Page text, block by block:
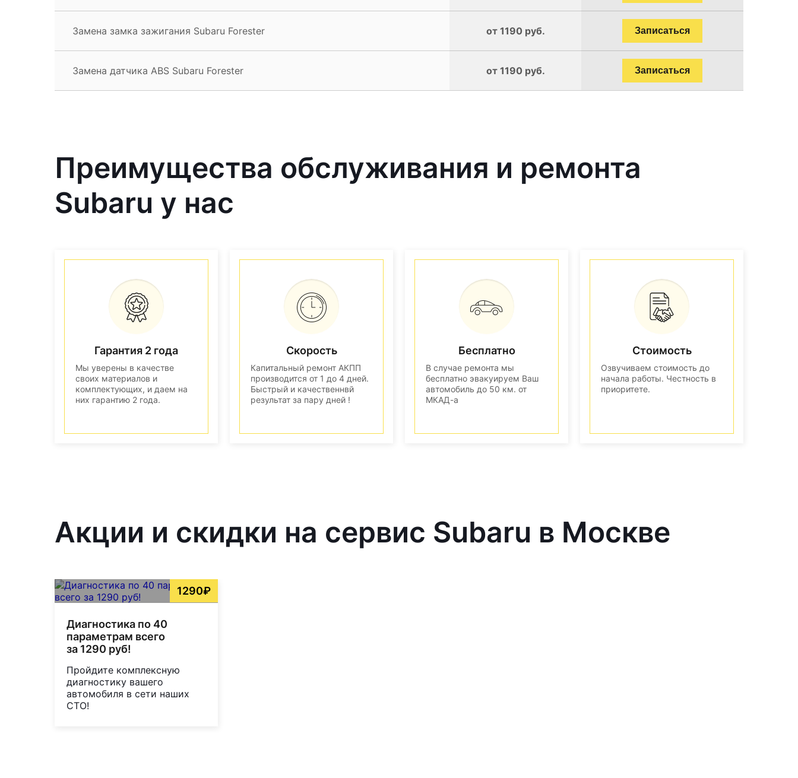
Замена замка зажигания Subaru Forester от 1190 руб. Записаться
Замена датчика ABS Subaru Forester от 1190 руб. Записаться
Преимущества обслуживания и ремонта
Subaru у нас
Гарантия 2 года
Мы уверены в качестве
своих материалов и
комплектующих, и даем на
них гарантию 2 года.
Скорость
Капитальный ремонт АКПП
производится от 1 до 4 дней.
Быстрый и качественнвй
результат за пару дней !
Бесплатно
В случае ремонта мы
бесплатно эвакуируем Ваш
автомобиль до 50 км. от
МКАД-а
Стоимость
Озвучиваем стоимость до
начала работы. Честность в
приоритете.
Акции и скидки на сервис Subaru в Москве
1290₽
Диагностика по 40
параметрам всего
за 1290 руб!
Пройдите комплексную
диагностику вашего
автомобиля в сети наших
СТО!